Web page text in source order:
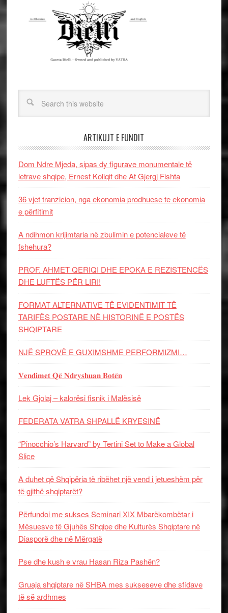
ARTIKUJT E FUNDIT
Dom Ndre Mjeda, sipas dy figurave monumentale të
letrave shqipe, Ernest Koliqit dhe At Gjergj Fishta
36 vjet tranzicion, nga ekonomia prodhuese te ekonomia
e përfitimit
A ndihmon krijimtaria në zbulimin e potencialeve të
fshehura?
PROF. AHMET QERIQI DHE EPOKA E REZISTENCЁS
DHE LUFTЁS PЁR LIRI!
FORMAT ALTERNATIVE TË EVIDENTIMIT TË
TARIFËS POSTARE NË HISTORINË E POSTËS
SHQIPTARE
NJË SPROVË E GUXIMSHME PERFORMIZMI…
𝐕𝐞𝐧𝐝𝐢𝐦𝐞𝐭 𝐐𝐞̈ 𝐍𝐝𝐫𝐲𝐬𝐡𝐮𝐚𝐧 𝐁𝐨𝐭𝐞̈𝐧
Lek Gjolaj – kalorësi fisnik i Malësisë
FEDERATA VATRA SHPALLË KRYESINË
“Pinocchio’s Harvard” by Tertini Set to Make a Global
Slice
A duhet që Shqipëria të ribëhet një vend i jetueshëm për
të gjithë shqiptarët?
Përfundoi me sukses Seminari XIX Mbarëkombëtar i
Mësuesve të Gjuhës Shqipe dhe Kulturës Shqiptare në
Diasporë dhe në Mërgatë
Pse dhe kush e vrau Hasan Riza Pashën?
Gruaja shqiptare në SHBA mes sukseseve dhe sfidave
të së ardhmes